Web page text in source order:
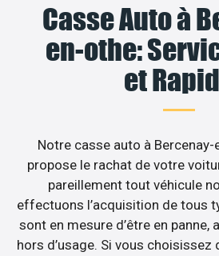
Casse Auto à
en-othe:
et
Notre casse auto à
propose le rachat de votre
pareillement tout véhicule
effectuons l’acquisition de tous
sont en mesure d’être en
hors d’usage. Si vous choisissez